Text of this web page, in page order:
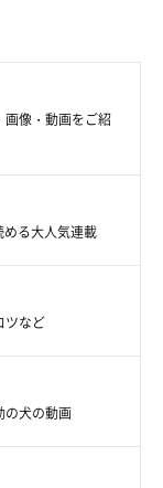
になる毎日
画像・動画をご紹
る大人気連載
ツなど
の犬の動画